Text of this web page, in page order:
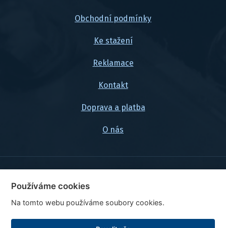
Obchodní podmínky
Ke stažení
Reklamace
Kontakt
Doprava a platba
O nás
© 2026, FlexaMi Auto s.r.o.
Ceny jsou uvedeny vč. DPH
Používáme cookies
Na tomto webu používáme soubory cookies.